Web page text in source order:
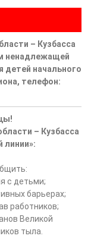
– Кузбасса
ненадлежащей
детей начального
телефон:
– Кузбасса
линии»:
с детьми;
барьерах;
работников;
Великой
тыла.